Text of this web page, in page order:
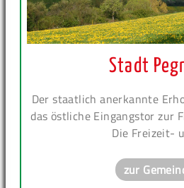
Stadt
Der staatlich anerkannte
das östliche Eingangstor zur
Die Freizeit-
zur